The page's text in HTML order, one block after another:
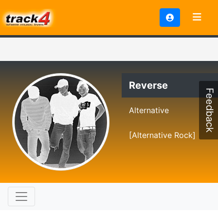
Reverse
Alternative
[Alternative Rock]
Feedback